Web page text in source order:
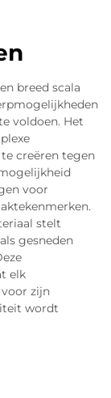
breed scala
voldoen. Het
creëren tegen
voor
stelt
gesneden
elk
zijn
wordt